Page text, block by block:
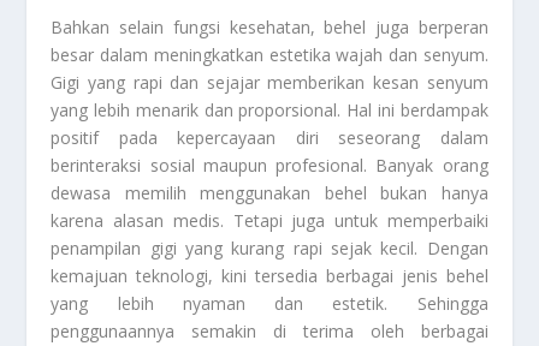
Bahkan selain fungsi kesehatan, behel juga berperan
besar dalam meningkatkan estetika wajah dan senyum.
Gigi yang rapi dan sejajar memberikan kesan senyum
yang lebih menarik dan proporsional. Hal ini berdampak
positif pada kepercayaan diri seseorang dalam
berinteraksi sosial maupun profesional. Banyak orang
dewasa memilih menggunakan behel bukan hanya
karena alasan medis. Tetapi juga untuk memperbaiki
penampilan gigi yang kurang rapi sejak kecil. Dengan
kemajuan teknologi, kini tersedia berbagai jenis behel
yang lebih nyaman dan estetik. Sehingga
penggunaannya semakin di terima oleh berbagai